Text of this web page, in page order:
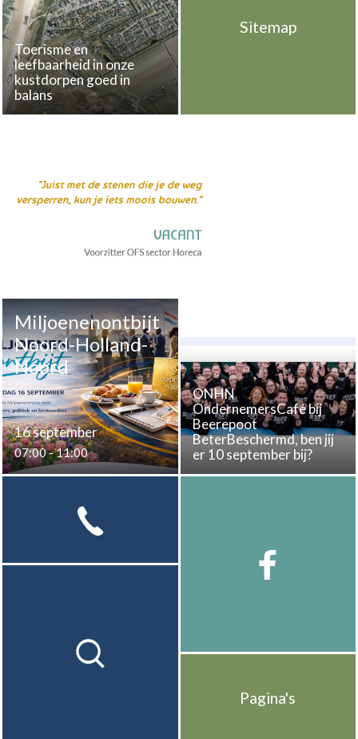
Toerisme en
leefbaarheid in onze
kustdorpen goed in
balans
Sitemap
Miljoenenontbijt
Noord-Holland-
Noord
16 september
07:00 - 11:00
ONHN
OndernemersCafé bij
Beerepoot
BeterBeschermd, ben jij
er 10 september bij?
Pagina's